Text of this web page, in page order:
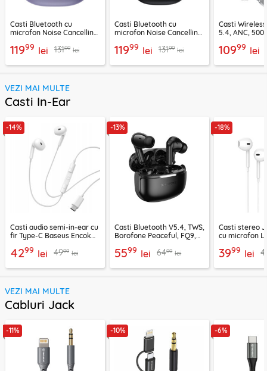
Casti Bluetooth cu
microfon Noise Cancelling
11999 lei 13199 lei
Casti Bluetooth cu
microfon Noise Cancelling
11999 lei 13199 lei
Casti
5.4, ANC,
10999 lei
VEZI MAI MULTE
Casti In-Ear
-14%
Casti audio semi-in-ear cu
fir Type-C Baseus Encok
4299 lei 4999 lei
-13%
Casti Bluetooth V5.4, TWS,
Borofone Peaceful, FQ9,
5599 lei 6499 lei
-18%
Casti stereo
cu microfon
3999 lei
VEZI MAI MULTE
Cabluri Jack
-11% -10% -6%